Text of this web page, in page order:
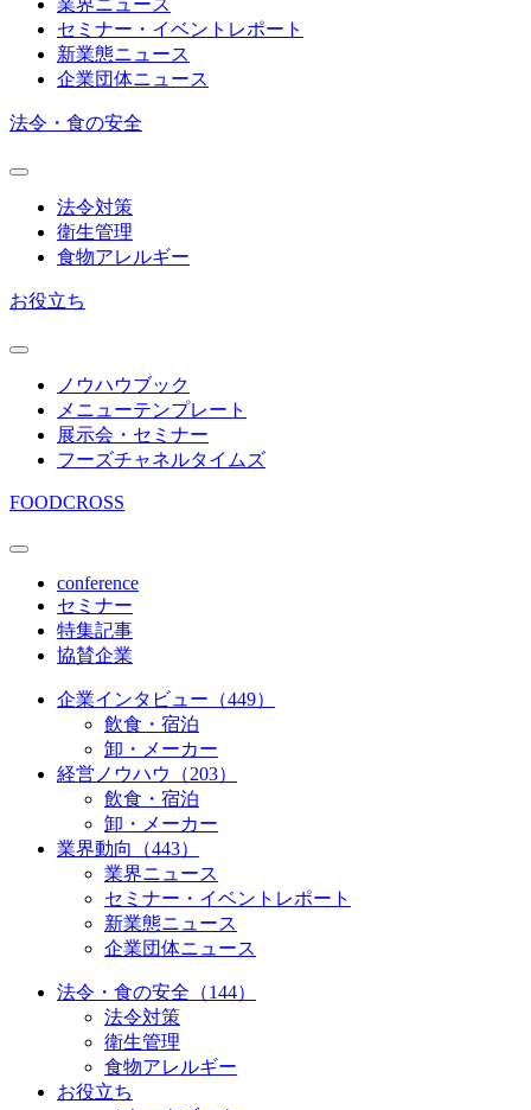
セミナー・イベントレポート
新業態ニュース
企業団体ニュース
法令・食の安全
法令対策
衛生管理
食物アレルギー
お役立ち
ノウハウブック
メニューテンプレート
展示会・セミナー
フーズチャネルタイムズ
FOODCROSS
conference
セミナー
特集記事
協賛企業
企業インタビュー（449）
飲食・宿泊
卸・メーカー
経営ノウハウ（203）
飲食・宿泊
卸・メーカー
業界動向（443）
業界ニュース
セミナー・イベントレポート
新業態ニュース
企業団体ニュース
法令・食の安全（144）
法令対策
衛生管理
食物アレルギー
お役立ち